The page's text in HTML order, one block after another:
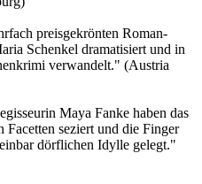
preisgekrönten Roman-
Schenkel dramatisiert und in
verwandelt." (Austria
Maya Fanke haben das
seziert und die Finger
dörflichen Idylle gelegt."